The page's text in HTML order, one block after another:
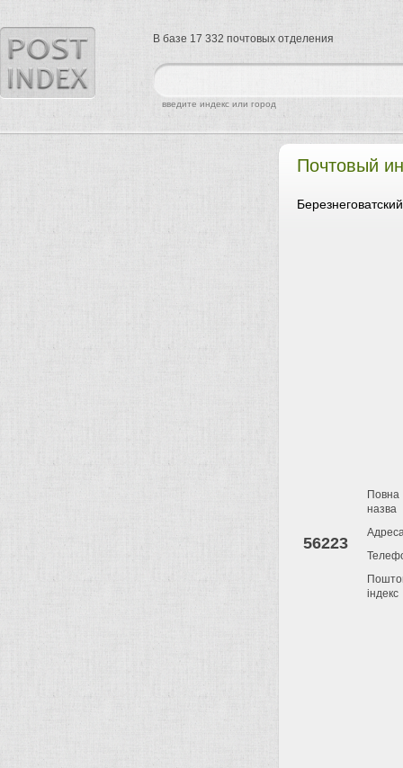
Почтовый
56223
Повна
назва
індекс
найти
введите индекс или город
В базе 17 332 почтовых отделения